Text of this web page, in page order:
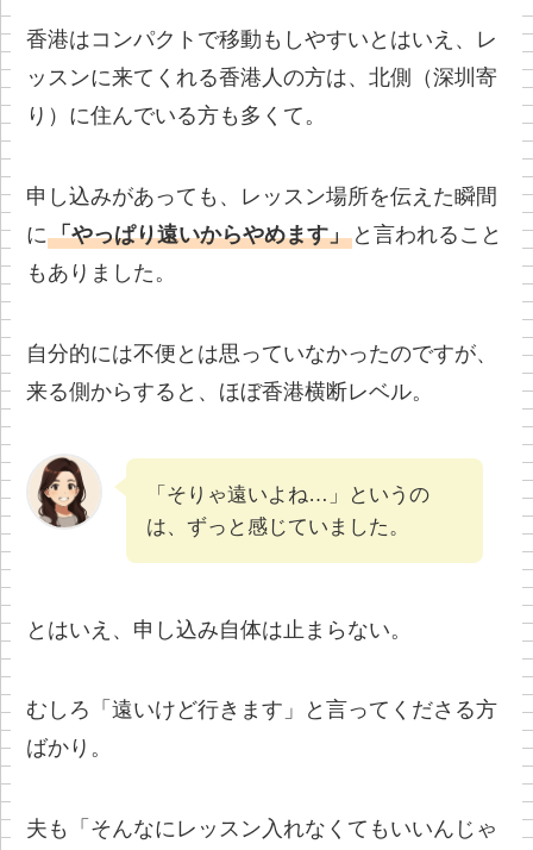
香港はコンパクトで移動もしやすいとはいえ、レ
ッスンに来てくれる香港人の方は、北側（深圳寄
り）に住んでいる方も多くて。
申し込みがあっても、レッスン場所を伝えた瞬間
に「やっぱり遠いからやめます」 と言われること
もありました。
自分的には不便とは思っていなかったのですが、
来る側からすると、ほぼ香港横断レベル。
「そりゃ遠いよね…」というの
は、ずっと感じていました。
とはいえ、申し込み自体は止まらない。
むしろ「遠いけど行きます」と言ってくださる方
ばかり。
夫も「そんなにレッスン入れなくてもいいんじゃ